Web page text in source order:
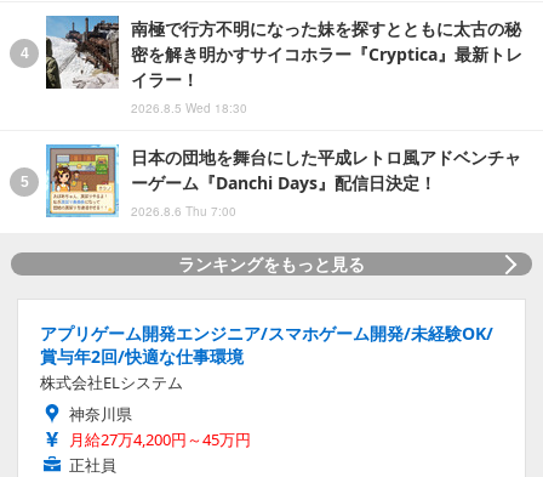
南極で行方不明になった妹を探すとともに太古の秘
密を解き明かすサイコホラー『Cryptica』最新トレ
イラー！
2026.8.5 Wed 18:30
日本の団地を舞台にした平成レトロ風アドベンチャ
ーゲーム『Danchi Days』配信日決定！
2026.8.6 Thu 7:00
ランキングをもっと見る
アプリゲーム開発エンジニア/スマホゲーム開発/未経験OK/
賞与年2回/快適な仕事環境
株式会社ELシステム
神奈川県
月給27万4,200円～45万円
正社員